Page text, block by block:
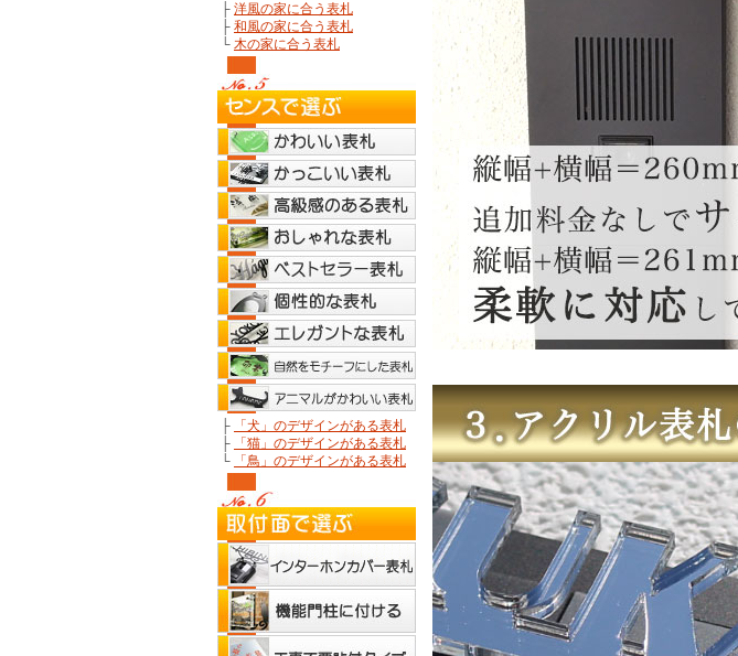
├ 洋風の家に合う表札
├ 和風の家に合う表札
└ 木の家に合う表札
├
「犬」のデザインがある表札
├
「猫」のデザインがある表札
└
「鳥」のデザインがある表札